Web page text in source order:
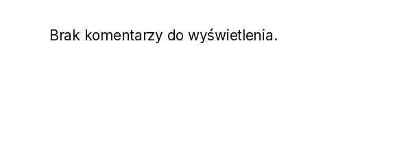
Brak komentarzy do wyświetlenia.